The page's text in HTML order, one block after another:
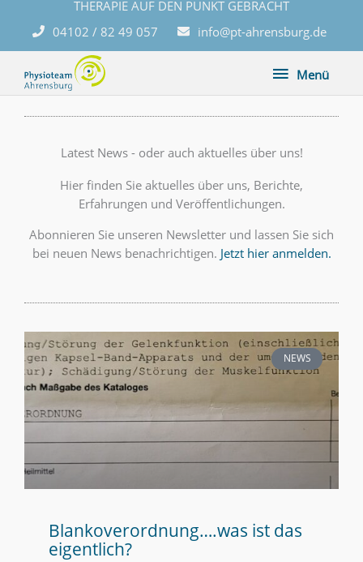
THERAPIE AUF DEN PUNKT GEBRACHT
04102 / 82 49 057
info@pt-ahrensburg.de
Menü
Menü
Latest News - oder auch aktuelles über uns!
Hier finden Sie aktuelles über uns, Berichte,
Erfahrungen und Veröffentlichungen.
Abonnieren Sie unseren Newsletter und lassen Sie sich
bei neuen News benachrichtigen. Jetzt hier anmelden.
NEWS
Blankoverordnung….was ist das
eigentlich?